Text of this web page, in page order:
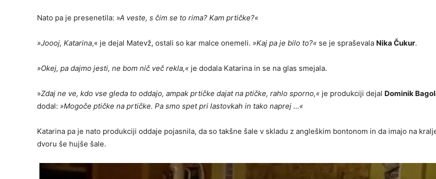
Nato pa je presenetila: »A veste, s čim se to rima? Kam prtičke?«
»Joooj, Katarina,« je dejal Matevž, ostali so kar malce onemeli. »Kaj pa je bilo to?« se je spraševala Nika Čukur.
»Okej, pa dajmo jesti, ne bom nič več rekla,« je dodala Katarina in se na glas smejala.
»Zdaj ne ve, kdo vse gleda to oddajo, ampak prtičke dajat na ptičke, rahlo sporno,« je produkciji dejal Dominik
dodal: »Mogoče ptičke na prtičke. Pa smo spet pri lastovkah in tako naprej …«
Katarina pa je nato produkciji oddaje pojasnila, da so takšne šale v skladu z angleškim bontonom in da imajo na
dvoru še hujše šale.